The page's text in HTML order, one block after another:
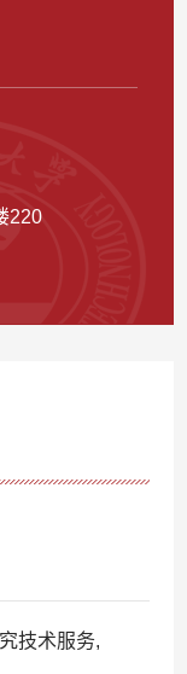
220
技术服务,